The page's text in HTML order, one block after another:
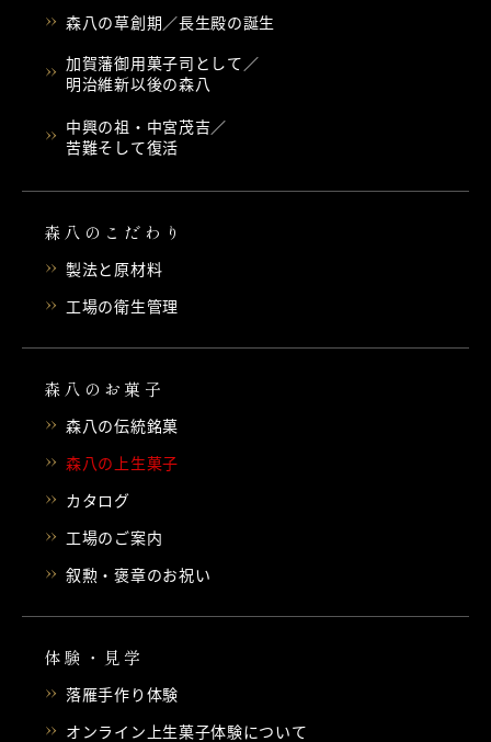
森八の草創期／長生殿の誕生
加賀藩御用菓子司として／
明治維新以後の森八
中興の祖・中宮茂吉／
苦難そして復活
森八のこだわり
製法と原材料
工場の衛生管理
森八のお菓子
森八の伝統銘菓
森八の上生菓子
カタログ
工場のご案内
叙勲・褒章のお祝い
体験・見学
落雁手作り体験
オンライン上生菓子体験について